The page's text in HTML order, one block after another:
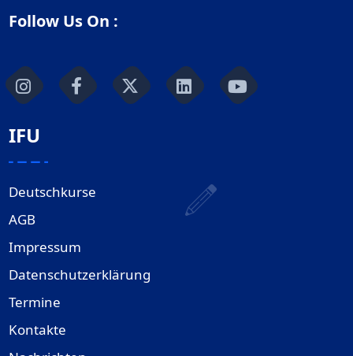
Follow Us On :
IFU
Deutschkurse
AGB
Impressum
Datenschutzerklärung
Termine
Kontakte